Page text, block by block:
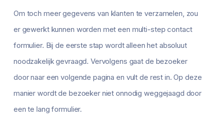
Om toch meer gegevens van klanten te verzamelen, zou
er gewerkt kunnen worden met een multi-step contact
formulier. Bij de eerste stap wordt alleen het absoluut
noodzakelijk gevraagd. Vervolgens gaat de bezoeker
door naar een volgende pagina en vult de rest in. Op deze
manier wordt de bezoeker niet onnodig weggejaagd door
een te lang formulier.